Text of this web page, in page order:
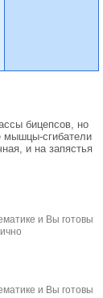
бицепсов, но
мышцы-сгибатели
и на запястья
и Вы готовы
и Вы готовы